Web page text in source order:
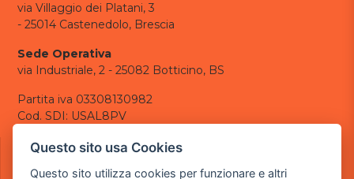
via Villaggio dei Platani, 3
- 25014 Castenedolo, Brescia
Sede Operativa
via Industriale, 2 - 25082 Botticino, BS
Partita iva 03308130982
Cod. SDI: USAL8PV
CONTATTI
Questo sito usa Cookies
Questo sito utilizza cookies per funzionare e altri